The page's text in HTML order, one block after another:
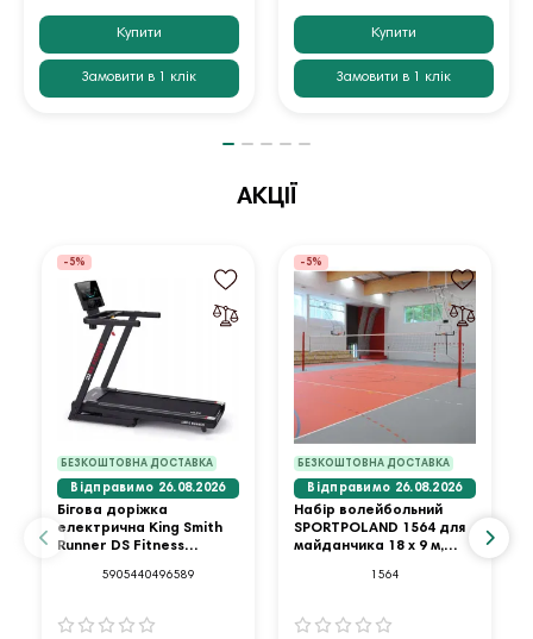
Купити
Замовити в 1 клік
Купити
Замовити в 1 клік
АКЦІЇ
БЕЗКОШТОВНА ДОСТАВКА
-5%
Відправимо 26.08.2026
Бігова доріжка
електрична King Smith
Runner DS Fitness
5905440496589
БЕЗКОШТОВНА ДОСТАВКА
-5%
Відправимо 26.08.2026
Набір волейбольний
SPORTPOLAND 1564 для
майданчика 18 х 9 м,
1564